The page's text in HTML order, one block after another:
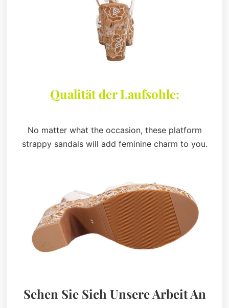
Qualität der Laufsohle:
No matter what the occasion, these platform
strappy sandals will add feminine charm to you.
Sehen Sie Sich Unsere Arbeit An